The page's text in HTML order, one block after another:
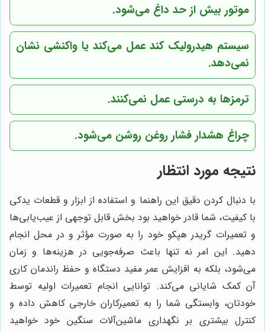
موتور بیش از حد داغ می‌شود.
سیستم هیدرولیک کند عمل می‌کند یا واکنشی نشان
نمی‌دهد.
ترمزها به درستی عمل نمی‌کنند.
چراغ هشدار فشار روغن روشن می‌شود.
نتیجه مورد انتظار
با دنبال کردن دقیق این راهنما و استفاده از ابزار و قطعات یدکی
با کیفیت، شما قادر خواهید بود بخش قابل توجهی از عیب‌یابی‌ها
و تعمیرات گریدر هپکو خود را به صورت مؤثر و در محل انجام
دهید. این امر نه تنها باعث صرفه‌جویی در هزینه‌ها و زمان
می‌شود، بلکه به افزایش عمر مفید دستگاه و حفظ راندمان کاری
آن کمک شایانی می‌کند. توانایی انجام تعمیرات اولیه توسط
خودتان، وابستگی شما را به تعمیرکاران خارجی کاهش داده و
کنترل بیشتری بر نگهداری ماشین‌آلات سنگین خود خواهید